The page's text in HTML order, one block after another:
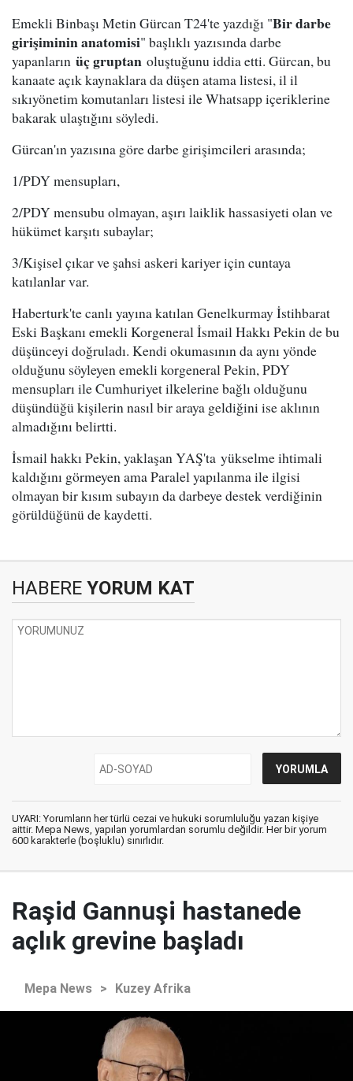
Emekli Binbaşı Metin Gürcan T24'te yazdığı "Bir darbe
girişiminin anatomisi" başlıklı yazısında darbe
yapanların üç gruptan oluştuğunu iddia etti. Gürcan, bu
kanaate açık kaynaklara da düşen atama listesi, il il
sıkıyönetim komutanları listesi ile Whatsapp içeriklerine
bakarak ulaştığını söyledi.
Gürcan'ın yazısına göre darbe girişimcileri arasında;
1/PDY mensupları,
2/PDY mensubu olmayan, aşırı laiklik hassasiyeti olan ve
hükümet karşıtı subaylar;
3/Kişisel çıkar ve şahsi askeri kariyer için cuntaya
katılanlar var.
Haberturk'te canlı yayına katılan Genelkurmay İstihbarat
Eski Başkanı emekli Korgeneral İsmail Hakkı Pekin de bu
düşünceyi doğruladı. Kendi okumasının da aynı yönde
olduğunu söyleyen emekli korgeneral Pekin, PDY
mensupları ile Cumhuriyet ilkelerine bağlı olduğunu
düşündüğü kişilerin nasıl bir araya geldiğini ise aklının
almadığını belirtti.
İsmail hakkı Pekin, yaklaşan YAŞ'ta yükselme ihtimali
kaldığını görmeyen ama Paralel yapılanma ile ilgisi
olmayan bir kısım subayın da darbeye destek verdiğinin
görüldüğünü de kaydetti.
HABERE YORUM KAT
UYARI: Yorumların her türlü cezai ve hukuki sorumluluğu yazan kişiye
aittir. Mepa News, yapılan yorumlardan sorumlu değildir. Her bir yorum
600 karakterle (boşluklu) sınırlıdır.
Raşid Gannuşi hastanede
açlık grevine başladı
Mepa News > Kuzey Afrika